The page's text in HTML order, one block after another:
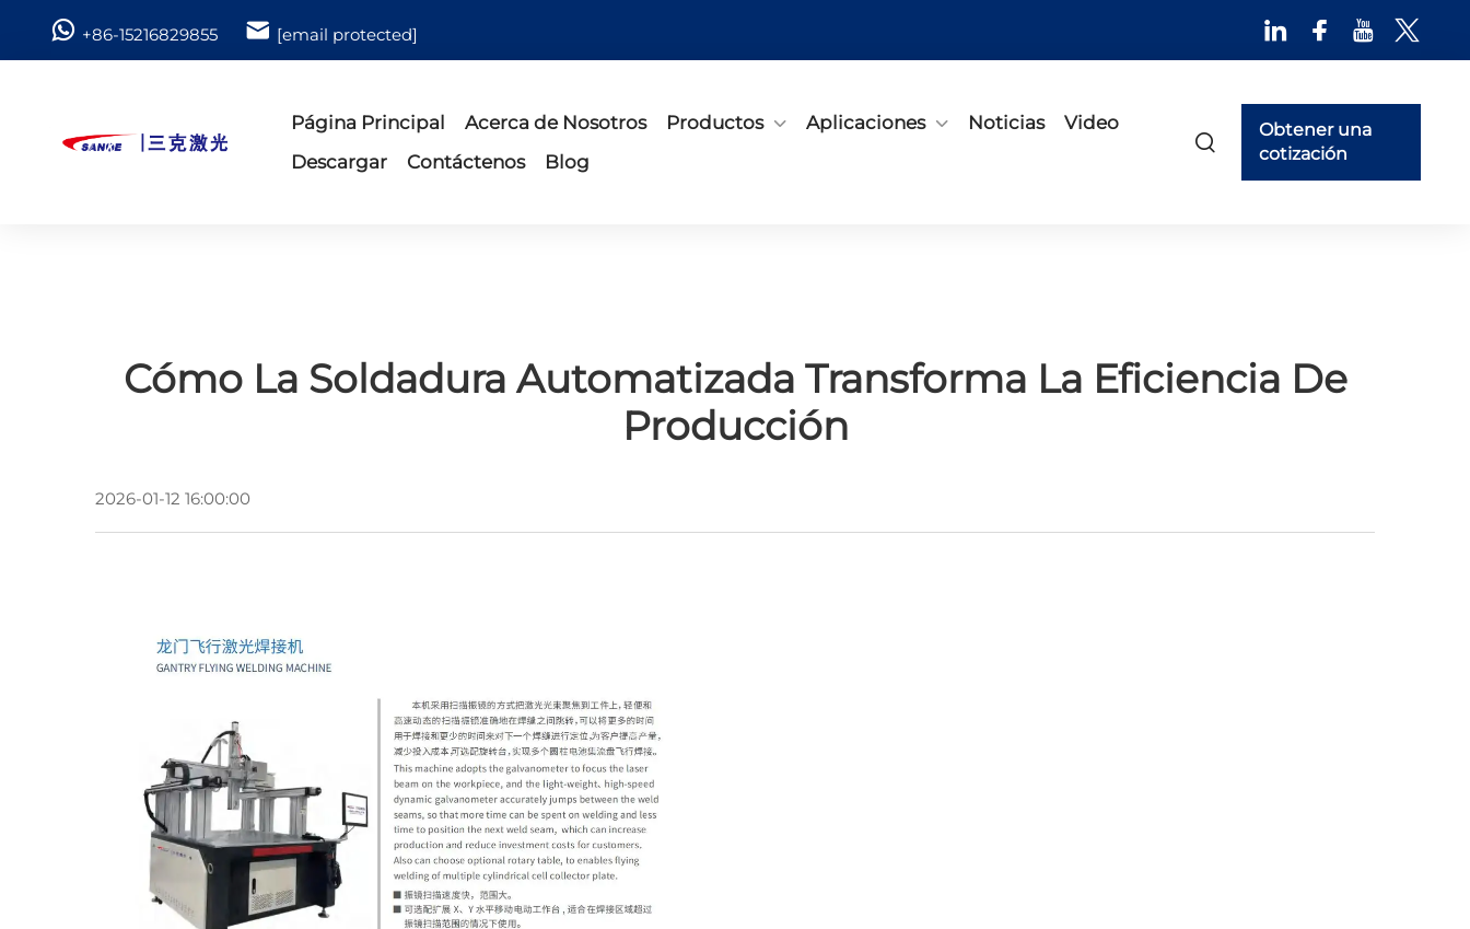
+86-15216829855 [email protected]
Página Principal Acerca de Nosotros Productos Aplicaciones Noticias
Video
Descargar
Contáctenos Blog
Obtener una
cotización
Cómo La Soldadura Automatizada Transforma La Eficiencia De
Producción
2026-01-12 16:00:00